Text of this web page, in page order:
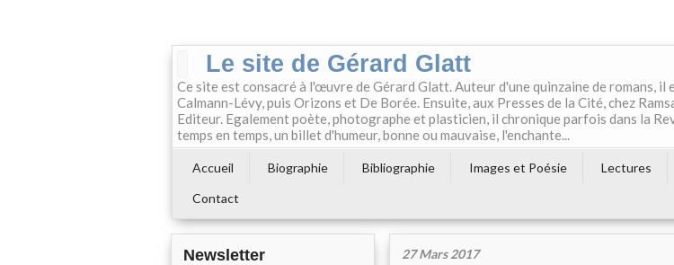
Le site de Gérard Glatt
Ce site est consacré à l'œuvre de Gérard Glatt. Auteur d'une quinzaine de romans, il
Calmann-Lévy, puis Orizons et De Borée. Ensuite, aux Presses de la Cité, chez
Editeur. Egalement poète, photographe et plasticien, il chronique parfois dans la
temps en temps, un billet d'humeur, bonne ou mauvaise, l'enchante...
Accueil Biographie Bibliographie Images et Poésie Lectures
Contact
Newsletter 27 Mars 2017